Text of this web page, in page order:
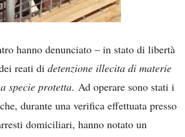
hanno denunciato – in stato di libertà
reati di detenzione illecita di materie
specie protetta. Ad operare sono stati i
durante una verifica effettuata presso
domiciliari, hanno notato un